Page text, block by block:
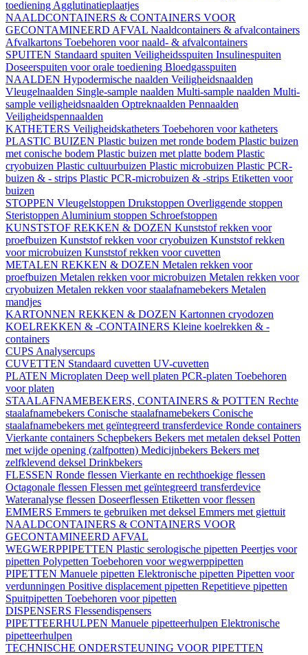
toediening Agglutinatieplaatjes
NAALDCONTAINERS & CONTAINERS VOOR
GECONTAMINEERD AFVAL Naaldcontainers & afvalcontainers
Afvalkartons Toebehoren voor naald- & afvalcontainers
SPUITEN Standaard spuiten Veiligheidsspuiten Insulinespuiten
Doseerspuiten voor orale toediening Bloedgasspuiten
NAALDEN Hypodermische naalden Veiligheidsnaalden
Vleugelnaalden Single-sample naalden Multi-sample naalden Multi-
sample veiligheidsnaalden Optreknaalden Pennaalden
Veiligheidspennaalden
KATHETERS Veiligheidskatheters Toebehoren voor katheters
PLASTIC BUIZEN Plastic buizen met ronde bodem Plastic buizen
met conische bodem Plastic buizen met platte bodem Plastic
cryobuizen Plastic cultuurbuizen Plastic microbuizen Plastic PCR-
buizen & - strips Plastic PCR-microbuizen & -strips Etiketten voor
buizen
STOPPEN Vleugelstoppen Drukstoppen Overliggende stoppen
Steristoppen Aluminium stoppen Schroefstoppen
KUNSTSTOF REKKEN & DOZEN Kunststof rekken voor
proefbuizen Kunststof rekken voor cryobuizen Kunststof rekken
voor microbuizen Kunststof rekken voor cuvetten
METALEN REKKEN & DOZEN Metalen rekken voor
proefbuizen Metalen rekken voor microbuizen Metalen rekken voor
cryobuizen Metalen rekken voor staalafnamebekers Metalen
mandjes
KARTONNEN REKKEN & DOZEN Kartonnen cryodozen
KOELREKKEN & -CONTAINERS Kleine koelrekken & -
containers
CUPS Analysercups
CUVETTEN Standaard cuvetten UV-cuvetten
PLATEN Microplaten Deep well platen PCR-platen Toebehoren
voor platen
STAALAFNAMEBEKERS, CONTAINERS & POTTEN Rechte
staalafnamebekers Conische staalafnamebekers Conische
staalafnamebekers met geïntegreerd transferdevice Ronde containers
Vierkante containers Schepbekers Bekers met metalen deksel Potten
met wijde opening (zalfpotten) Medicijnbekers Bekers met
zelfklevend deksel Drinkbekers
FLESSEN Ronde flessen Vierkante en rechthoekige flessen
Octagonale flessen Flessen met geïntegreerd transferdevice
Wateranalyse flessen Doseerflessen Etiketten voor flessen
EMMERS Emmers te gebruiken met deksel Emmers met giettuit
NAALDCONTAINERS & CONTAINERS VOOR
GECONTAMINEERD AFVAL
WEGWERPPIPETTEN Plastic serologische pipetten Peertjes voor
pipetten Polypetten Toebehoren voor wegwerppipetten
PIPETTEN Manuele pipetten Elektronische pipetten Pipetten voor
verdunningen Positive displacement pipetten Repetitieve pipetten
Spuitpipetten Toebehoren voor pipetten
DISPENSERS Flessendispensers
PIPETTEERHULPEN Manuele pipetteerhulpen Elektronische
pipetteerhulpen
TECHNISCHE ONDERSTEUNING VOOR PIPETTEN